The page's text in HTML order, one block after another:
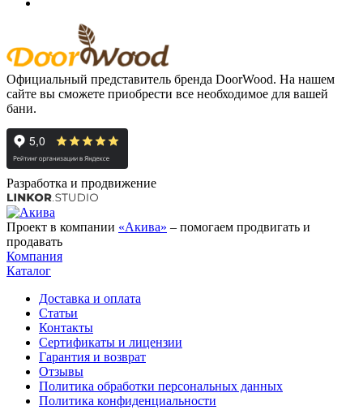
Официальный представитель бренда DoorWood. На нашем
сайте вы сможете приобрести все необходимое для вашей
бани.
Разработка и продвижение
Проект в компании «Акива» – помогаем продвигать и
продавать
Компания
Каталог
Доставка и оплата
Статьи
Контакты
Сертификаты и лицензии
Гарантия и возврат
Отзывы
Политика обработки персональных данных
Политика конфиденциальности